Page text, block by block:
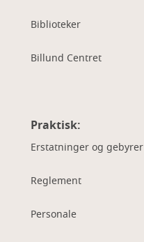
Biblioteker
Billund Centret
Praktisk:
Erstatninger og gebyrer
Reglement
Personale